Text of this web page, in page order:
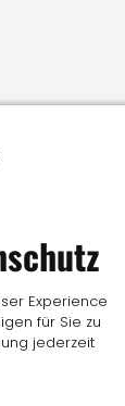
widerrufen
Experience
für Sie zu
jederzeit